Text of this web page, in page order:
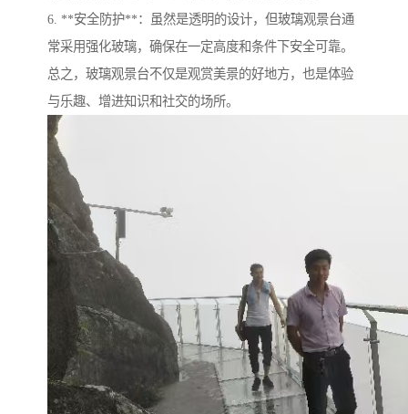
6. **安全防护**：虽然是透明的设计，但玻璃观景台通
常采用强化玻璃，确保在一定高度和条件下安全可靠。
总之，玻璃观景台不仅是观赏美景的好地方，也是体验
与乐趣、增进知识和社交的场所。